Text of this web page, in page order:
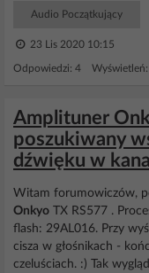
Audio Początkujący
23 Lis 2020 10:15
Odpowiedzi: 4 Wyświetleń:
Amplituner
poszukiwany
dźwięku w
Witam forumowiczów,
Onkyo TX RS577 .
flash: 29AL016. Przy
cisza w głośnikach -
czeluściach. :) Tak